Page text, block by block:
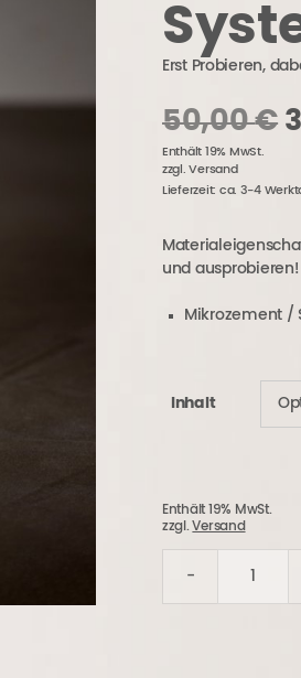
Erst Probieren,
50,00€
Enthält 19% MwSt.
zzgl.Versand
Lieferzeit: ca. 3-4
und ausprobieren!
Mikrozement /
Inhalt
Enthält 19% MwSt.
zzgl.Versand
-
Systemprobe